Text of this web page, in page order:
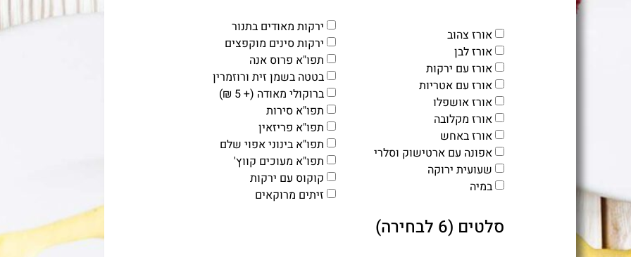
אורז צהוב
אורז לבן
אורז עם ירקות
אורז עם אטריות
אורז אושפלו
אורז מקלובה
אורז באחש
אפונה עם ארטישוק וסלרי
שעועית ירוקה
במיה
ירקות מאודים בתנור
ירקות סינים מוקפצים
תפו"א פרוס אנה
בטטה בשמן זית ורוזמרין
ברוקולי מאודה (+ 5 ₪)
תפו"א סירות
תפו"א פריזאין
תפו"א בינוני אפוי שלם
תפו"א מעוכים קווץ'
קוקוס עם ירקות
זיתים מרוקאים
סלטים (6 לבחירה)